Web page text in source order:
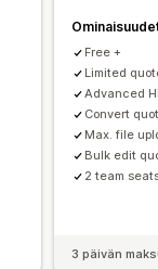
Free +
Limited
Advanced
Convert
Max. file
Bulk edit
2 team
3 päivän